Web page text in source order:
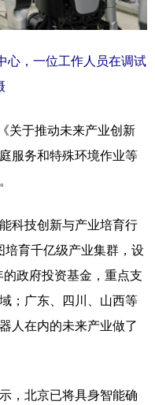
，一位工作人员在调试
于推动未来产业创新
服务和特殊环境作业等
技创新与产业培育行
育千亿级产业集群，设
政府投资基金，重点支
；广东、四川、山西等
人在内的未来产业做了
北京已将具身智能确